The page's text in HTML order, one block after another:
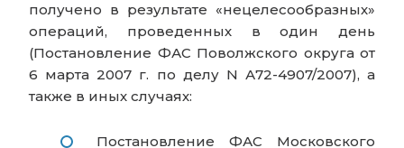
получено в результате «нецелесообразных»
операций, проведенных в один день
(Постановление ФАС Поволжского округа от
6 марта 2007 г. по делу N А72-4907/2007), а
также в иных случаях:
Постановление ФАС Московского